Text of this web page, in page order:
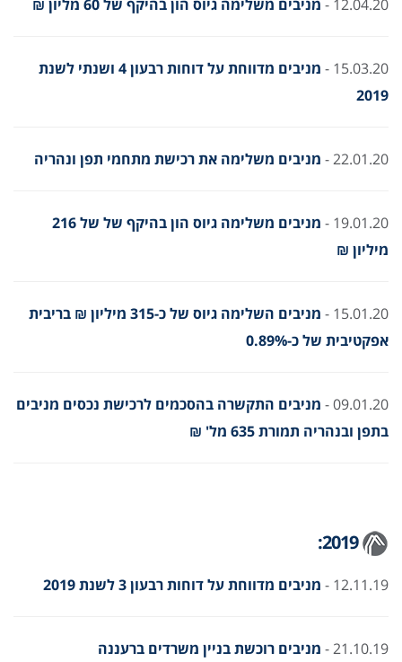
12.04.20 - מניבים משלימה גיוס הון בהיקף של 60 מליון ₪
15.03.20 -
מניבים מדווחת על דוחות רבעון 4 ושנתי לשנת
2019
22.01.20 - מניבים משלימה את רכישת מתחמי תפן ונהריה
19.01.20 -
מניבים משלימה גיוס הון בהיקף של של 216
מיליון ₪
15.01.20 -
מניבים השלימה גיוס של כ-315 מיליון ₪ בריבית
אפקטיבית של כ-0.89%
09.01.20 -
מניבים התקשרה בהסכמים לרכישת נכסים מניבים
בתפן ובנהריה תמורת 635 מל' ₪
2019:
12.11.19 - מניבים מדווחת על דוחות רבעון 3 לשנת 2019
21.10.19 - מניבים רוכשת בניין משרדים ברעננה